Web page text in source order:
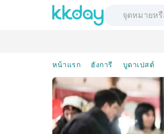
หน้าแรก ฮังการี บูดาเปสต์